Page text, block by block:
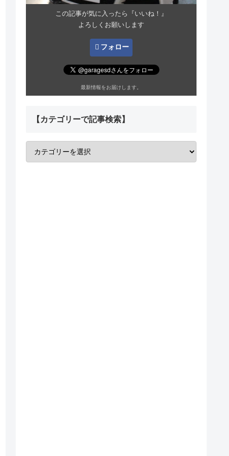
この記事が気に入ったら『いいね！』
よろしくお願いします
フォロー
最新情報をお届けします。
【カテゴリーで記事検索】